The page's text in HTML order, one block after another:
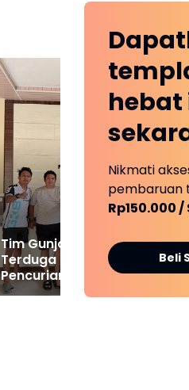
Tim Gunjo Amankan
Terduga Pelaku
Pencurian, Dengan
Modus "Informasi
hebat
Nikmati
pembaruan
Rp150.000 /
Beli